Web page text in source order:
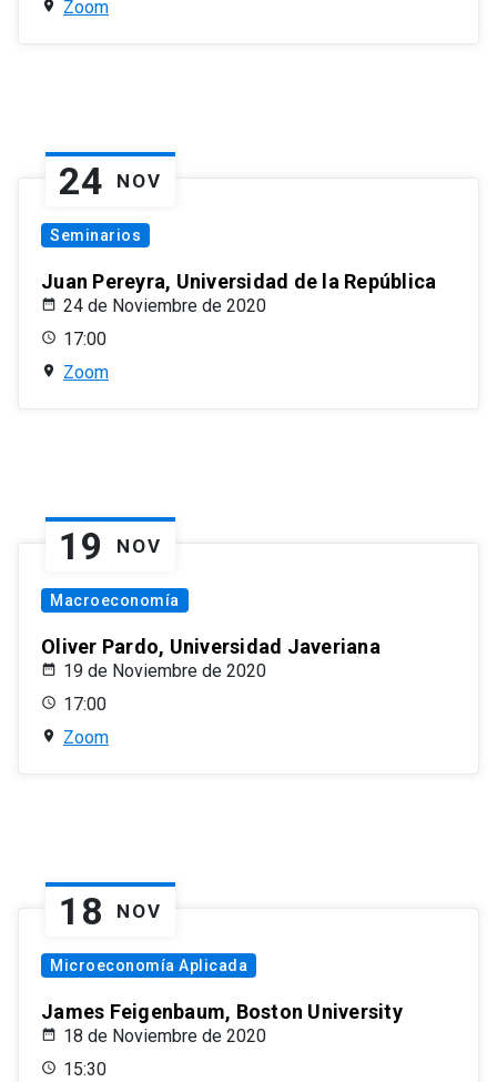
Zoom
24 NOV
Seminarios
Juan Pereyra, Universidad de la República
24 de Noviembre de 2020
17:00
Zoom
19 NOV
Macroeconomía
Oliver Pardo, Universidad Javeriana
19 de Noviembre de 2020
17:00
Zoom
18 NOV
Microeconomía Aplicada
James Feigenbaum, Boston University
18 de Noviembre de 2020
15:30